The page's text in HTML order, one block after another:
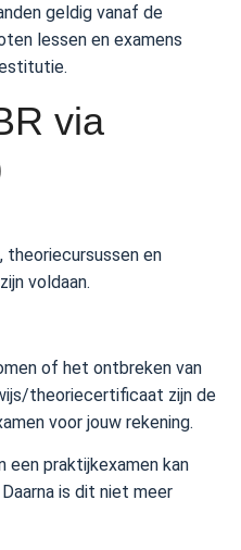
geldig vanaf de
lessen en examens
via
theoriecursussen en
voldaan.
of het ontbreken van
theoriecertificaat zijn de
voor jouw rekening.
een praktijkexamen kan
is dit niet meer